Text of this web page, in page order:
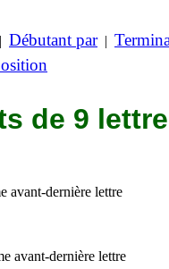
| Débutant par|
de 9
avant-dernière lettre
avant-dernière lettre